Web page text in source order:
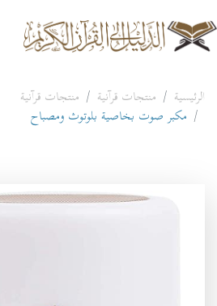
الرئيسية منتجات قرآنية
منتجات قرآنية
مكبر صوت بخاصية بلوتوث ومصباح